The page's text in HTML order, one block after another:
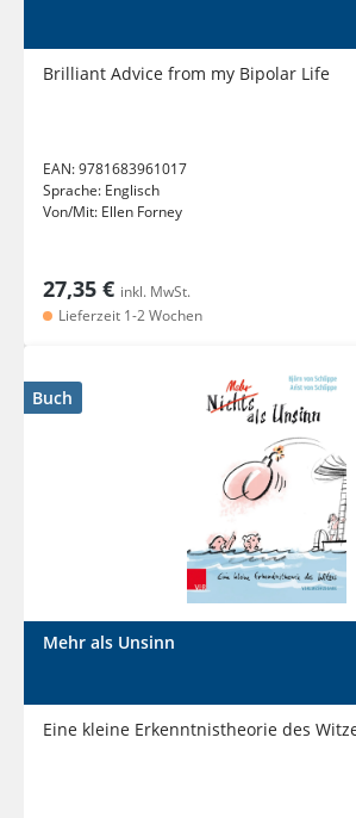
Brilliant Advice from my Bipolar Life
EAN:9781683961017
Sprache: Englisch
Von/Mit: Ellen Forney
27,35 € inkl. MwSt.
Lieferzeit 1-2 Wochen
Buch
Mehr als Unsinn
Eine kleine Erkenntnistheorie des